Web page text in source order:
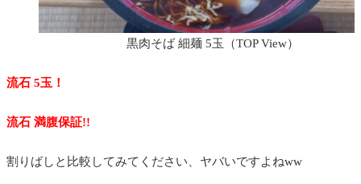
黒肉そば 細麺 5玉（TOP View）
流石 5玉！
流石 満腹保証!!
割りばしと比較してみてください、ヤバいですよねww